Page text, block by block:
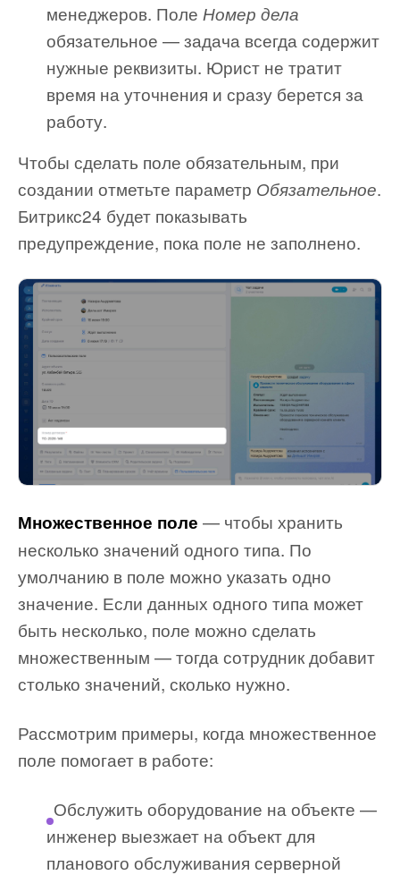
менеджеров. Поле Номер дела
обязательное — задача всегда содержит
нужные реквизиты. Юрист не тратит
время на уточнения и сразу берется за
работу.
Чтобы сделать поле обязательным, при
создании отметьте параметр Обязательное.
Битрикс24 будет показывать
предупреждение, пока поле не заполнено.
Множественное поле — чтобы хранить
несколько значений одного типа. По
умолчанию в поле можно указать одно
значение. Если данных одного типа может
быть несколько, поле можно сделать
множественным — тогда сотрудник добавит
столько значений, сколько нужно.
Рассмотрим примеры, когда множественное
поле помогает в работе:
Обслужить оборудование на объекте —
инженер выезжает на объект для
планового обслуживания серверной